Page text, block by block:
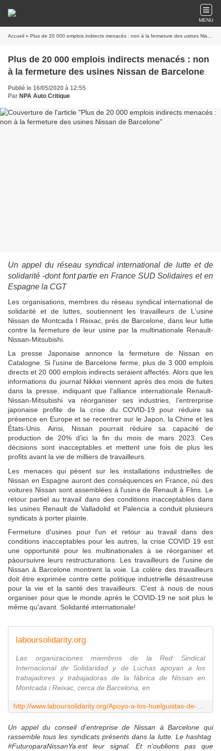
MENU
Accueil » Plus de 20 000 emplois indirects menacés : non à la fermeture des usines Nissan de Barcelone
Plus de 20 000 emplois indirects menacés : non
à la fermeture des usines Nissan de Barcelone
Publié le 16/05/2020 à 12:55
Par NPA Auto Critique
Un appel du réseau syndical international de lutte et de
solidarité -dont font partie en France SUD Solidaires et en
Espagne la CGT
Les organisations, membres du réseau syndical international de
solidarité et de luttes, soutiennent les travailleurs de L'usine
Nissan de Montcada I Reixac, près de Barcelone, dans leur lutte
contre la fermeture de leur usine par la multinationale Renault-
Nissan-Mitsubishi.
La presse Japonaise annonce la fermeture de Nissan en
Catalogne. Si l'usine de Barcelone ferme, plus de 3 000 emplois
directs et 20 000 emplois indirects seraient affectés. Alors que les
informations du journal Nikkei viennent après des mois de fuites
dans la presse, indiquant que l'alliance internationale Renault-
Nissan-Mitsubishi va réorganiser ses industries, l’entrerprise
japonaise profite de la crise du COVID-19 pour réduire sa
présence en Europe et se recentrer sur le Japon, la Chine et les
États-Unis. Ainsi, Nissan pourrait réduire sa capacité de
production de 20% d'ici la fin du mois de mars 2023. Ces
décisions sont inacceptables et mettent une fois de plus les
profits avant la vie de milliers de travailleurs.
Les menaces qui pèsent sur les installations industrielles de
Nissan en Espagne auront des conséquences en France, où des
voitures Nissan sont assemblées à l'usine de Renault à Flins. Le
retour partiel au travail dans des conditions inacceptables dans
les usines Renault de Valladolid et Palencia a conduit plusieurs
syndicats à porter plainte.
Fermeture d'usines pour l'un et retour au travail dans des
conditions inacceptables pour les autres, la crise COVID 19 est
une opportunité pour les multinationales à se réorganiser et
pàoursuivre leurs restructurations. Les travailleurs de l'usine de
Nissan à Barcelone montrent la voie. La colère des travailleurs
doit être exprimée contre cette politique industrielle désastreuse
pour la vie et la santé des travailleurs. C'est à nous de nous
organiser pour que le monde après le COVID-19 ne soit plus le
même qu'avant. Solidarité internationale!
laboursolidarity.org
Las organizaciones miembros de la Red Sindical
Internacional de Solidaridad y de Luchas apoyan a los
trabajadores y trabajadoras de la fábrica de Nissan en
Montcada i Reixac, cerca de Barcelona, en
http://www.laboursolidarity.org/Apoyo-a-los-huelguistas-de-Nissan?lang=es
Un appel du conseil d'entreprise de Nissan à Barcelone qui
rassemble tous les syndicats présents dans la lutte. Le hashtag
#FuturoparaNissanYa.est leur signal. Et n'oublions pas que